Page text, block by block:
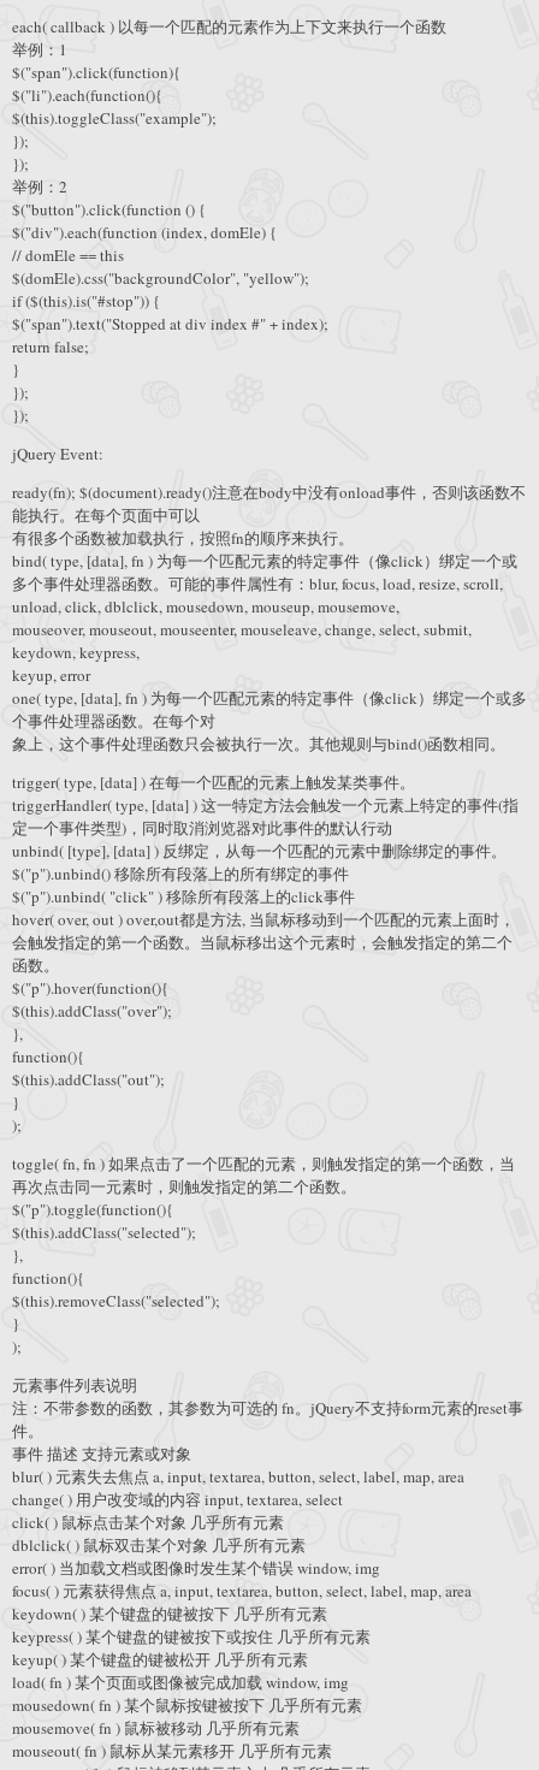
each( callback ) 以每一个匹配的元素作为上下文来执行一个函数
举例：1
$("span").click(function){
$("li").each(function(){
$(this).toggleClass("example");
});
});
举例：2
$("button").click(function () {
$("div").each(function (index, domEle) {
// domEle == this
$(domEle).css("backgroundColor", "yellow");
if ($(this).is("#stop")) {
$("span").text("Stopped at div index #" + index);
return false;
}
});
});
jQuery Event:
ready(fn); $(document).ready()注意在body中没有onload事件，否则该函数不
能执行。在每个页面中可以
有很多个函数被加载执行，按照fn的顺序来执行。
bind( type, [data], fn ) 为每一个匹配元素的特定事件（像click）绑定一个或
多个事件处理器函数。可能的事件属性有：blur, focus, load, resize, scroll,
unload, click, dblclick, mousedown, mouseup, mousemove,
mouseover, mouseout, mouseenter, mouseleave, change, select, submit,
keydown, keypress,
keyup, error
one( type, [data], fn ) 为每一个匹配元素的特定事件（像click）绑定一个或多
个事件处理器函数。在每个对
象上，这个事件处理函数只会被执行一次。其他规则与bind()函数相同。
trigger( type, [data] ) 在每一个匹配的元素上触发某类事件。
triggerHandler( type, [data] ) 这一特定方法会触发一个元素上特定的事件(指
定一个事件类型)，同时取消浏览器对此事件的默认行动
unbind( [type], [data] ) 反绑定，从每一个匹配的元素中删除绑定的事件。
$("p").unbind() 移除所有段落上的所有绑定的事件
$("p").unbind( "click" ) 移除所有段落上的click事件
hover( over, out ) over,out都是方法, 当鼠标移动到一个匹配的元素上面时，
会触发指定的第一个函数。当鼠标移出这个元素时，会触发指定的第二个
函数。
$("p").hover(function(){
$(this).addClass("over");
},
function(){
$(this).addClass("out");
}
);
toggle( fn, fn ) 如果点击了一个匹配的元素，则触发指定的第一个函数，当
再次点击同一元素时，则触发指定的第二个函数。
$("p").toggle(function(){
$(this).addClass("selected");
},
function(){
$(this).removeClass("selected");
}
);
元素事件列表说明
注：不带参数的函数，其参数为可选的 fn。jQuery不支持form元素的reset事
件。
事件 描述 支持元素或对象
blur( ) 元素失去焦点 a, input, textarea, button, select, label, map, area
change( ) 用户改变域的内容 input, textarea, select
click( ) 鼠标点击某个对象 几乎所有元素
dblclick( ) 鼠标双击某个对象 几乎所有元素
error( ) 当加载文档或图像时发生某个错误 window, img
focus( ) 元素获得焦点 a, input, textarea, button, select, label, map, area
keydown( ) 某个键盘的键被按下 几乎所有元素
keypress( ) 某个键盘的键被按下或按住 几乎所有元素
keyup( ) 某个键盘的键被松开 几乎所有元素
load( fn ) 某个页面或图像被完成加载 window, img
mousedown( fn ) 某个鼠标按键被按下 几乎所有元素
mousemove( fn ) 鼠标被移动 几乎所有元素
mouseout( fn ) 鼠标从某元素移开 几乎所有元素